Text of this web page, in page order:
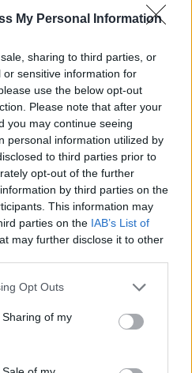
My Personal Information
sharing to third parties, or
sensitive information for
use the below opt-out
Please note that after your
you may continue seeing
personal information utilized by
to third parties prior to
opt-out of the further
by third parties on the
This information may
parties on the IAB’s List of
may further disclose it to other
app uses one or more Google
behaviour. You may click to
and its third-party tags to
purposes in below Google
Opt Outs
of my
nyelve régies, és
számára nem feltétlenül
„mondani”, és a
mindenki számára
gondolom azért
idején a magyar
anglomán volt.
szeretetteljes viszony
kultúrához, amelynek